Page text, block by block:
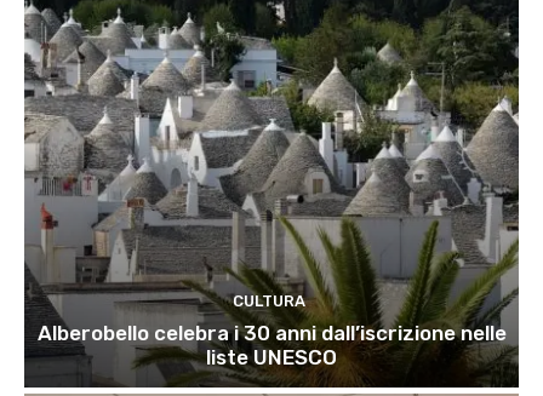
CULTURA
Alberobello celebra i 30 anni dall’iscrizione nelle
liste UNESCO